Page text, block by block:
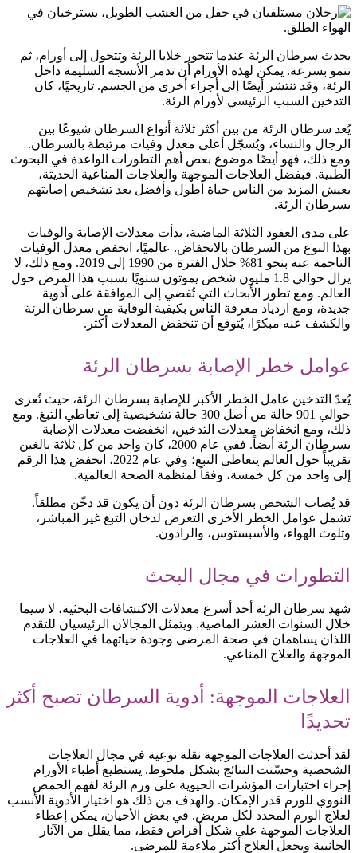
يحدث سرطان الرئة عندما تتحور خلايا الرئة وتتحول إلى أورام، ثم
تنمو بسرعة. يمكن لهذه الأورام أن تدمر الأنسجة السليمة داخل
الرئة، وقد تنتشر أيضًا إلى أجزاء أخرى من الجسم. تاريخيًا، كان
التدخين السبب الرئيسي لأورام الرئة.
يُعد سرطان الرئة من بين أكثر ثلاثة أنواع السرطان شيوعًا بين
الرجال والنساء، ويُسجّل أعلى معدل وفيات مرتبطة بالسرطان.
ومع ذلك، فهو أيضًا موضوع بعض أهم التطورات الواعدة في البحوث
الطبية. فبفضل العلاجات الموجهة والعلاجات المناعية الحديثة،
يعيش المزيد من الناس حياة أطول وأفضل بعد تشخيص إصابتهم
بسرطان الرئة.
على مدى العقود الثلاثة الماضية، بدأت معدلات الإصابة والوفيات
بهذا النوع من السرطان بالانخفاض. عالميًا، انخفض معدل الوفيات
الناجمة عنه بنحو 81% خلال الفترة من 1990 إلى 2019. ومع ذلك، لا
يزال حوالي 1.8 مليون شخص يموتون سنويًا بسبب هذا المرض حول
العالم. ومع تطور الأبحاث التي تُفضي إلى الموافقة على أدوية
جديدة، ومع ازدياد معرفة الناس بكيفية الوقاية من سرطان الرئة
والكشف عنه مبكرًا، يُتوقع أن تنخفض المعدلات أكثر.
عوامل خطر الإصابة بسرطان الرئة
يُعدّ التدخين عامل الخطر الأكبر للإصابة بسرطان الرئة، حيث تُعزى
حوالي 901 حالة من أصل 300 حالة تشخيصية إلى تعاطي التبغ. ومع
ذلك، ومع انخفاض معدلات التدخين، انخفضت معدلات الإصابة
بسرطان الرئة أيضاً. ففي عام 2000، كان واحد من كل ثلاثة بالغين
تقريباً حول العالم يتعاطى التبغ؛ وفي عام 2022، انخفض هذا الرقم
إلى واحد من كل خمسة، وفقاً لمنظمة الصحة العالمية.
قد يُصاب الشخص بسرطان الرئة دون أن يكون قد دخّن مطلقاً.
تشمل عوامل الخطر الأخرى التعرض لدخان التبغ غير المباشر،
وتلوث الهواء، والأسبستوس، والرادون.
التطورات في مجال البحث
شهد سرطان الرئة أحد أسرع معدلات الاكتشافات البحثية، لا سيما
خلال السنوات العشر الماضية. ويتمثل المجالان الرئيسيان للتقدم
اللذان يساهمان في صحة المرضى وجودة حياتهما في العلاجات
الموجهة والعلاج المناعي.
العلاجات الموجهة: أدوية السرطان تصبح أكثر
تحديدًا
لقد أحدثت العلاجات الموجهة نقلة نوعية في مجال العلاجات
الشخصية وحسّنت النتائج بشكل ملحوظ. يستطيع أطباء الأورام
إجراء اختبارات المؤشرات الحيوية على ورم الرئة لفهم الحمض
النووي للورم قدر الإمكان. والهدف من ذلك هو اختيار الأدوية الأنسب
لعلاج الورم المحدد لكل مريض. في بعض الأحيان، يمكن إعطاء
العلاجات الموجهة على شكل أقراص فقط، مما يقلل من الآثار
الجانبية ويجعل العلاج أكثر ملاءمة للمرضى.